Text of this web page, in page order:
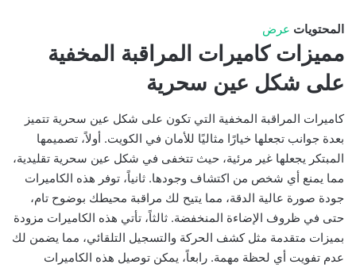
المحتويات عرض
مميزات كاميرات المراقبة المخفية
على شكل عين سحرية
كاميرات المراقبة المخفية التي تكون على شكل عين سحرية تتميز
بعدة جوانب تجعلها خيارًا مثاليًا للأمان في الكويت. أولاً، تصميمها
المبتكر يجعلها غير مرئية، حيث تتخفى في شكل عين سحرية تقليدية،
مما يمنع أي شخص من اكتشاف وجودها. ثانياً، توفر هذه الكاميرات
جودة صورة عالية الدقة، مما يتيح لك مراقبة محيطك بوضوح تام،
حتى في ظروف الإضاءة المنخفضة. ثالثاً، تأتي هذه الكاميرات مزودة
بميزات متقدمة مثل كشف الحركة والتسجيل التلقائي، مما يضمن لك
عدم تفويت أي لحظة مهمة. رابعاً، يمكن توصيل هذه الكاميرات